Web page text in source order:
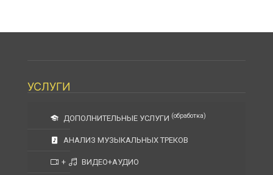
УСЛУГИ
ДОПОЛНИТЕЛЬНЫЕ УСЛУГИ (обработка)
АНАЛИЗ МУЗЫКАЛЬНЫХ ТРЕКОВ
+ ВИДЕО+АУДИО